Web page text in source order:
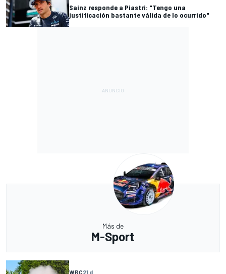
Sainz responde a Piastri: "Tengo una
justificación bastante válida de lo ocurrido"
Más de
M-Sport
WRC21 d